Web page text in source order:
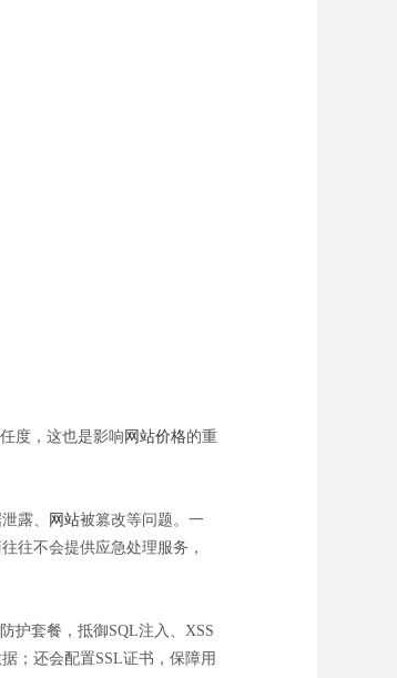
度，这也是影响 网站价格的重
露、 网站被篡改等问题。一
往不会提供应急处理服务，
护套餐，抵御SQL注入、XSS
；还会配置SSL证书，保障用